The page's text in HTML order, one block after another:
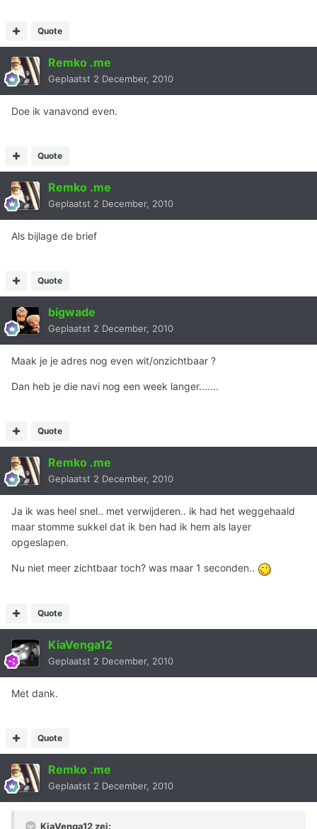
Quote
Remko .me
Geplaatst 2 December, 2010
Doe ik vanavond even.
Quote
Remko .me
Geplaatst 2 December, 2010
Als bijlage de brief
Quote
bigwade
Geplaatst 2 December, 2010
Maak je je adres nog even wit/onzichtbaar ?
Dan heb je die navi nog een week langer.......
Quote
Remko .me
Geplaatst 2 December, 2010
Ja ik was heel snel.. met verwijderen.. ik had het weggehaald
maar stomme sukkel dat ik ben had ik hem als layer
opgeslapen.
Nu niet meer zichtbaar toch? was maar 1 seconden..
Quote
KiaVenga12
Geplaatst 2 December, 2010
Met dank.
Quote
Remko .me
Geplaatst 2 December, 2010
KiaVenga12 zei: